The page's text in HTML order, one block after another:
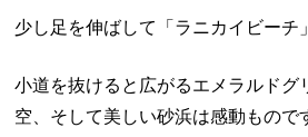
少し足を伸ばして「ラニカイビーチ」
小道を抜けると広がるエメラルドグ
空、そして美しい砂浜は感動もので